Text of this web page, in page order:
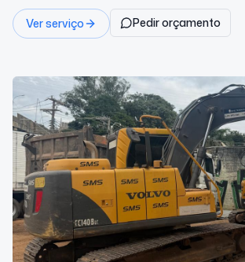
Ver serviço Pedir orçamento